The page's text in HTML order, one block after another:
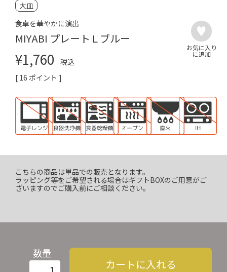
大皿
食卓を華やかに演出
MIYABI プレート L ブルー
¥1,760
税込
[ 16 ポイント ]
こちらの商品は単品での販売となります。
ラッピング等をご希望される場合はギフトBOXのご用意がご
ざいますのでご購入前にご相談ください。
数量
カートに入れる